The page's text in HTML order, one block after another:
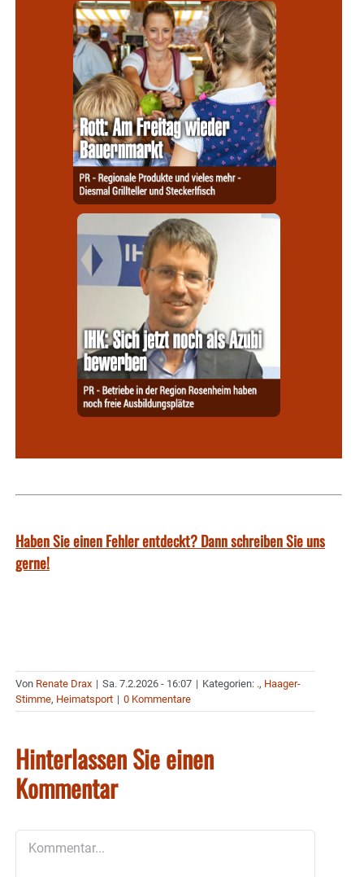
Haben Sie einen Fehler entdeckt? Dann schreiben Sie uns
gerne!
Von Renate Drax | Sa. 7.2.2026 - 16:07 | Kategorien: ., Haager-
Stimme, Heimatsport | 0 Kommentare
Hinterlassen Sie einen
Kommentar